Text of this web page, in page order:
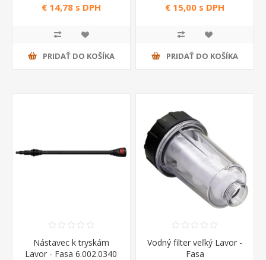
€ 14,78 s DPH
PRIDAŤ DO KOŠÍKA
€ 15,00 s DPH
PRIDAŤ DO KOŠÍKA
Nástavec k tryskám
Lavor - Fasa 6.002.0340
Vodný filter veľký Lavor -
Fasa